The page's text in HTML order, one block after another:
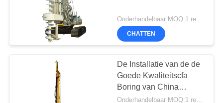
Onderhandelbaar MOQ:1 reeks
CHATTEN
De Installatie van de de
Goede Kwaliteitscfa
Boring van China
Maximum het Boren